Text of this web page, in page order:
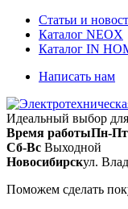
Статьи и
Каталог NEOX
Каталог IN
Написать нам
Идеальный выбор
Время работыПн-Пт
Сб-Вс Выходной
Новосибирскул.
Поможем сделать